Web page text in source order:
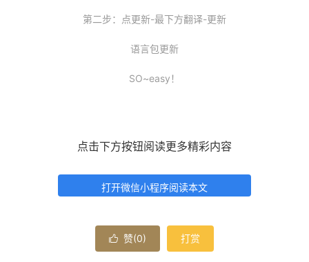
第二步：点更新-最下方翻译-更新
语言包更新
SO~easy！
点击下方按钮阅读更多精彩内容
打开微信小程序阅读本文
 赞(0) 打赏